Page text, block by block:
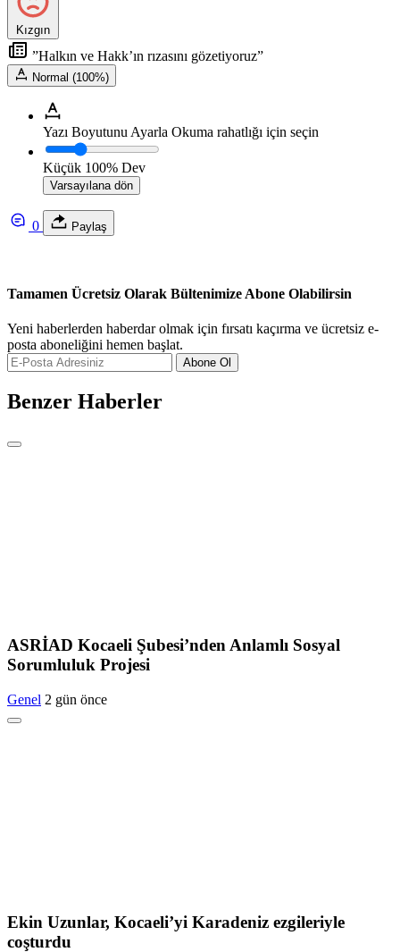
Kızgın
”Halkın ve Hakk’ın rızasını gözetiyoruz”
Normal (100%)
Yazı Boyutunu Ayarla Okuma rahatlığı için seçin
Küçük 100% Dev
Varsayılana dön
0 Paylaş
Tamamen Ücretsiz Olarak Bültenimize Abone Olabilirsin
Yeni haberlerden haberdar olmak için fırsatı kaçırma ve ücretsiz e-
posta aboneliğini hemen başlat.
Abone Ol
Benzer Haberler
ASRİAD Kocaeli Şubesi’nden Anlamlı Sosyal
Sorumluluk Projesi
Genel 2 gün önce
Ekin Uzunlar, Kocaeli’yi Karadeniz ezgileriyle
coşturdu